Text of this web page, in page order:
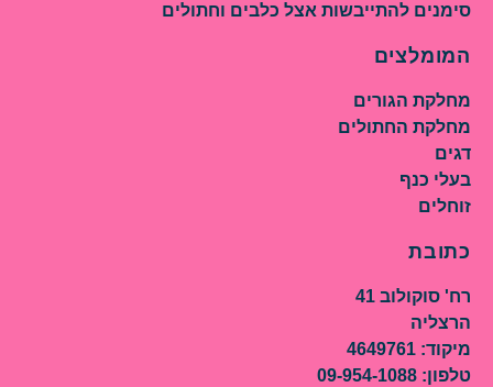
סימנים להתייבשות אצל כלבים וחתולים
המומלצים
מחלקת הגורים
מחלקת החתולים
דגים
בעלי כנף
זוחלים
כתובת
רח' סוקולוב 41
הרצליה
מיקוד: 4649761
טלפון: 09-954-1088